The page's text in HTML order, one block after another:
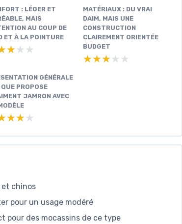
: LÉGER ET
MAIS
AU COUP DE
ET À LA POINTURE
MATÉRIAUX : DU VRAI
DAIM, MAIS UNE
CONSTRUCTION
CLAIREMENT ORIENTÉE
BUDGET
★★★★★
★★★★★
GÉNÉRALE
QUE PROPOSE
JAMRON AVEC
et chinos
pour un usage modéré
pour des mocassins de ce type